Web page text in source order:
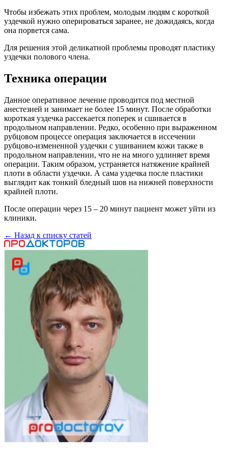
Чтобы избежать этих проблем, молодым людям с короткой
уздечкой нужно оперироваться заранее, не дожидаясь, когда
она порвется сама.
Для решения этой деликатной проблемы проводят пластику
уздечки полового члена.
Техника операции
Данное оперативное лечение проводится под местной
анестезией и занимает не более 15 минут. После обработки
короткая уздечка рассекается поперек и сшивается в
продольном направлении. Редко, особенно при выраженном
рубцовом процессе операция заключается в иссечении
рубцово-измененной уздечки с ушиванием кожи также в
продольном направлении, что не на много удлиняет время
операции. Таким образом, устраняется натяжение крайней
плоти в области уздечки. А сама уздечка после пластики
выглядит как тонкий бледный шов на нижней поверхности
крайней плоти.
После операции через 15 – 20 минут пациент может уйти из
клиники.
← Назад к списку статей